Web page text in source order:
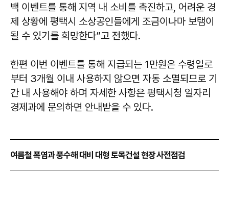
백 이벤트를 통해 지역 내 소비를 촉진하고, 어려운 경
제 상황에 평택시 소상공인들에게 조금이나마 보탬이
될 수 있기를 희망한다”고 전했다.
한편 이번 이벤트를 통해 지급되는 1만원은 수령일로
부터 3개월 이내 사용하지 않으면 자동 소멸되므로 기
간 내 사용해야 하며 자세한 사항은 평택시청 일자리
경제과에 문의하면 안내받을 수 있다.
여름철 폭염과 풍수해 대비 대형 토목건설 현장 사전점검